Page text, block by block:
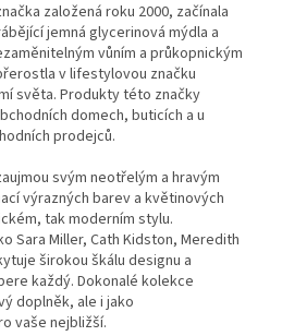
založená roku 2000, začínala
jemná glycerinová mýdla a
vůním a průkopnickým
v lifestylovou značku
světa. Produkty této značky
domech, buticích a u
prodejců.
svým neotřelým a hravým
výrazných barev a květinových
tak moderním stylu.
Sara Miller, Cath Kidston, Meredith
širokou škálu designu a
každý. Dokonalé kolekce
doplněk, ale i jako
vaše nejbližší.